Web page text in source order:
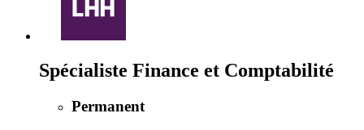
Spécialiste Finance et Comptabilité
Permanent